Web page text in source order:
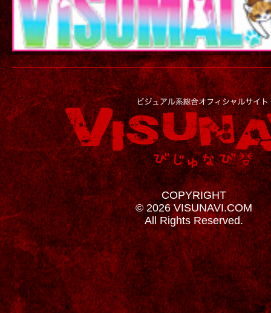
COPYRIGHT
© 2026 VISUNAVI.COM
All Rights Reserved.